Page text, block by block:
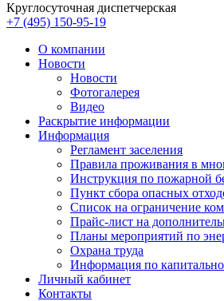
Круглосуточная диспетчерская
+7 (495) 150-95-19
О компании
Новости
Новости
Фотогалерея
Видео
Раскрытие информации
Информация
Регламент заселения
Правила проживания в
Инструкция по пожарной
Пункт сбора опасных
Список на ограничение
Прайс-лист на
Планы мероприятий по
Охрана труда
Информация по
Личный кабинет
Контакты